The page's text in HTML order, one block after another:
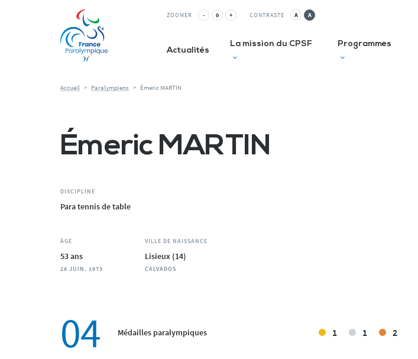
ZOOMER - 0 + CONTRASTE A A
Actualités
La mission du CPSF Programmes
La Relève
ESMS&CLUBS
Accueil > Paralympiens > Émeric MARTIN
Émeric MARTIN
DISCIPLINE
Para tennis de table
ÂGE
53 ans
26 JUIN. 1973
VILLE DE NAISSANCE
Lisieux (14)
CALVADOS
04 Médailles paralympiques 1 1 2